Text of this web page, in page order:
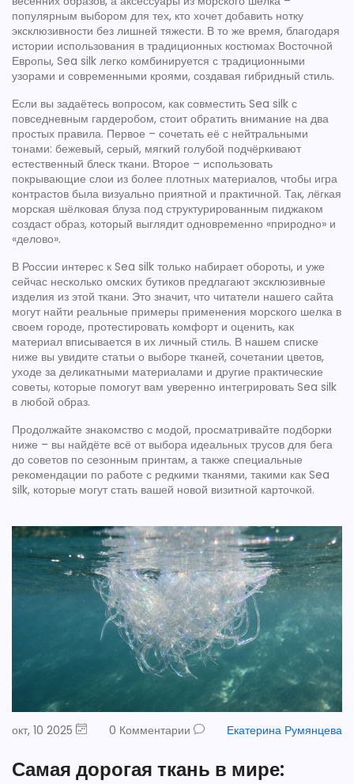
популярным выбором для тех, кто хочет добавить нотку
эксклюзивности без лишней тяжести. В то же время, благодаря
истории использования в традиционных костюмах Восточной
Европы, Sea silk легко комбинируется с традиционными
узорами и современными кроями, создавая гибридный стиль.
Если вы задаётесь вопросом, как совместить Sea silk с
повседневным гардеробом, стоит обратить внимание на два
простых правила. Первое – сочетать её с нейтральными
тонами: бежевый, серый, мягкий голубой подчёркивают
естественный блеск ткани. Второе – использовать
покрывающие слои из более плотных материалов, чтобы игра
контрастов была визуально приятной и практичной. Так, лёгкая
морская шёлковая блуза под структурированным пиджаком
создаст образ, который выглядит одновременно «природно» и
«делово».
В России интерес к Sea silk только набирает обороты, и уже
сейчас несколько омских бутиков предлагают эксклюзивные
изделия из этой ткани. Это значит, что читатели нашего сайта
могут найти реальные примеры применения морского шелка в
своем городе, протестировать комфорт и оценить, как
материал вписывается в их личный стиль. В нашем списке
ниже вы увидите статьи о выборе тканей, сочетании цветов,
уходе за деликатными материалами и другие практические
советы, которые помогут вам уверенно интегрировать Sea silk
в любой образ.
Продолжайте знакомство с модой, просматривайте подборки
ниже – вы найдёте всё от выбора идеальных трусов для бега
до советов по сезонным принтам, а также специальные
рекомендации по работе с редкими тканями, такими как Sea
silk, которые могут стать вашей новой визитной карточкой.
окт, 10 2025 0 Комментарии Екатерина Румянцева
Самая дорогая ткань в мире: